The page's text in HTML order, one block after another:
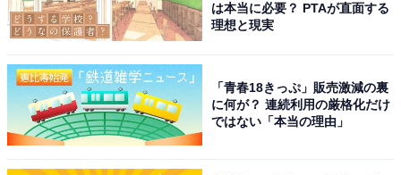
は本当に必要？ PTAが直面する
理想と現実
「青春18きっぷ」販売激減の裏
に何が？ 連続利用の厳格化だけ
ではない「本当の理由」